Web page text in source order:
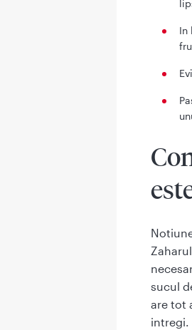
In
sucul
are tot
intregi.